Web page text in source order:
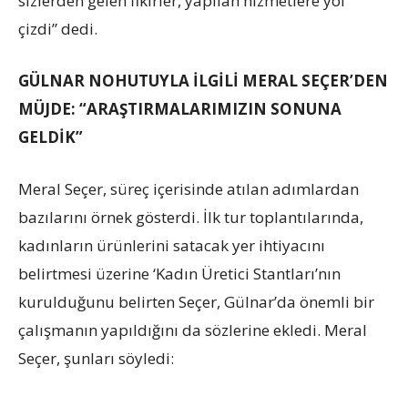
çizdi” dedi.
GÜLNAR NOHUTUYLA İLGİLİ MERAL SEÇER’DEN
MÜJDE: “ARAŞTIRMALARIMIZIN SONUNA
GELDİK”
Meral Seçer, süreç içerisinde atılan adımlardan
bazılarını örnek gösterdi. İlk tur toplantılarında,
kadınların ürünlerini satacak yer ihtiyacını
belirtmesi üzerine ‘Kadın Üretici Stantları’nın
kurulduğunu belirten Seçer, Gülnar’da önemli bir
çalışmanın yapıldığını da sözlerine ekledi. Meral
Seçer, şunları söyledi: